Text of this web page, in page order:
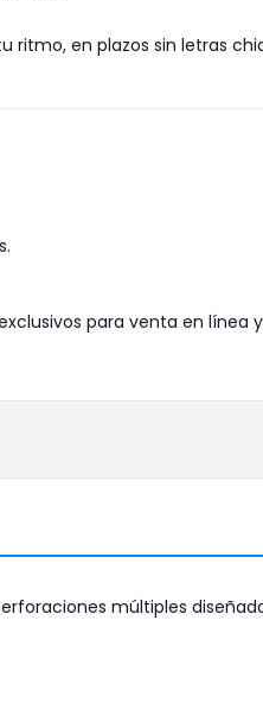
para venta en línea
múltiples